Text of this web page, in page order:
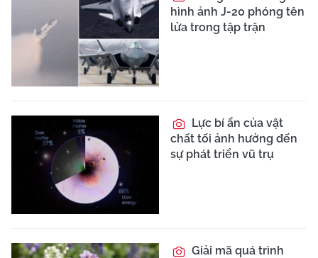
hình ảnh J-20 phóng tên
lửa trong tập trận
Lực bí ẩn của vật
chất tối ảnh hưởng đến
sự phát triển vũ trụ
Giải mã quá trình